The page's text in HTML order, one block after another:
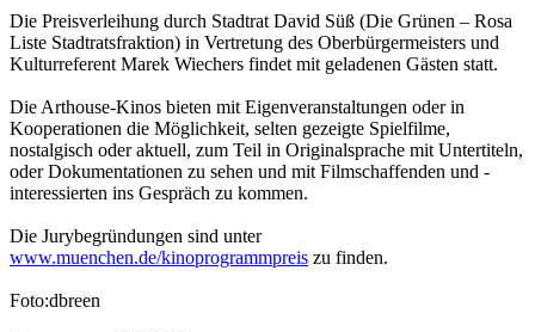
Die Preisverleihung durch Stadtrat David Süß (Die Grünen – Rosa
Liste Stadtratsfraktion) in Vertretung des Oberbürgermeisters und
Kulturreferent Marek Wiechers findet mit geladenen Gästen statt.
Die Arthouse-Kinos bieten mit Eigenveranstaltungen oder in
Kooperationen die Möglichkeit, selten gezeigte Spielfilme,
nostalgisch oder aktuell, zum Teil in Originalsprache mit Untertiteln,
oder Dokumentationen zu sehen und mit Filmschaffenden und -
interessierten ins Gespräch zu kommen.
Die Jurybegründungen sind unter
www.muenchen.de/kinoprogrammpreis zu finden.
Foto:dbreen